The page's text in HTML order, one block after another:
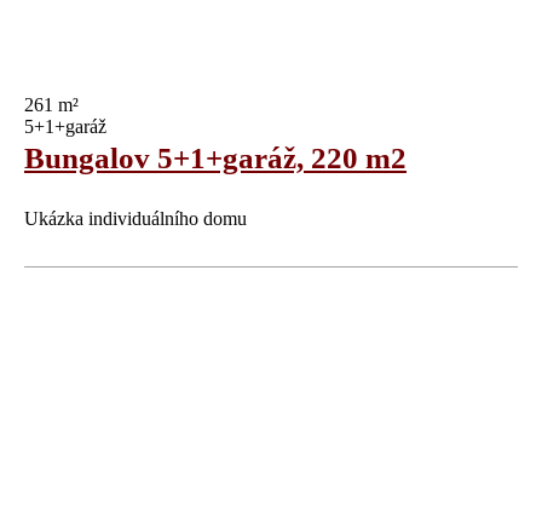
261 m²
5+1+garáž
Bungalov 5+1+garáž, 220 m2
Ukázka individuálního domu